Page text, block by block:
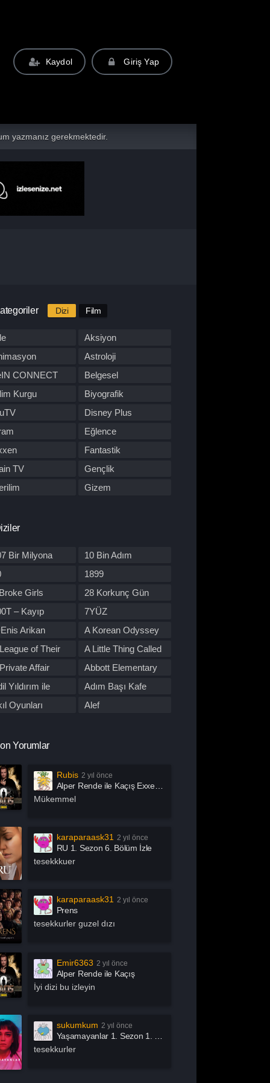
Kaydol Giriş Yap
yazmanız gerekmektedir.
Dizi Film
Aksiyon
Astroloji
CONNECT
Belgesel
Kurgu
Biyografik
Disney Plus
Eğlence
Fantastik
TV
Gençlik
Gizem
Dizisi
Show
Bir Milyona
Yol
10 Bin Adım
1899
Girls
28 Korkunç Gün
– Kayıp
7YÜZ
Arikan
A Korean Odyssey
of Their
A Little Thing Called
First Love
Affair
Abbott Elementary
Yıldırım ile
Adım Başı Kafe
Oyunları
Alef
Arabeskin Aşık
Asla Vazgeçme
Özgürsün
İşleri
Mikrofon
Adası
Aşk Kumardır
Bang Bang Baby
Bu Boşluğu
Ben Gri
Sky
Bir Yeraltı Sit-com’u
Olur Mu?
Bizi Ayıran Çizgi
Mirror
Yorumlar
Rubis 2 yıl önce
Alper Rende ile Kaçış Exxen 2. Sezon 1. Bölüm İzle
Mükemmel
karaparaask31 2 yıl önce
RU 1. Sezon 6. Bölüm İzle
tesekkkuer
karaparaask31 2 yıl önce
Prens
tesekkurler guzel dızı
Emir6363 2 yıl önce
Alper Rende ile Kaçış
İyi dizi bu izleyin
sukumkum 2 yıl önce
Yaşamayanlar 1. Sezon 1. Bölüm İzle
tesekkurler